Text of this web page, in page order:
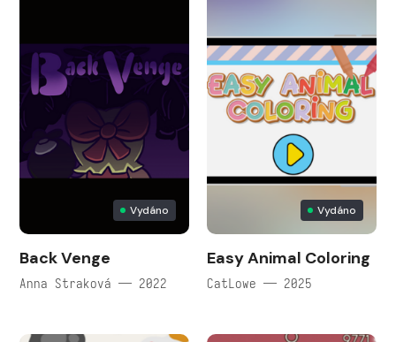
Vydáno
Back Venge
Anna Straková — 2022
Vydáno
Easy Animal Coloring
CatLowe — 2025